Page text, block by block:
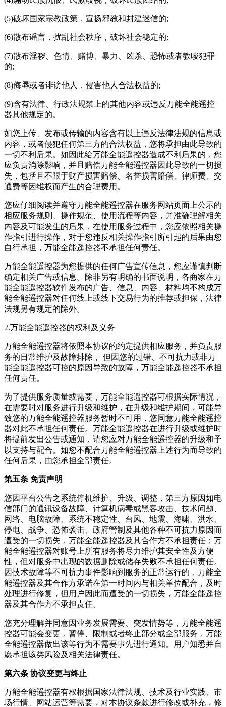
(5)破坏国家宗教政策，宣扬邪教和封建迷信的;
(6)散布谣言，扰乱社会秩序，破坏社会稳定的;
(7)散布淫秽、色情、赌博、暴力、凶杀、恐怖或者教唆犯罪
的;
(8)侮辱或者诽谤他人，侵害他人合法权益的;
(9)含有法律、行政法规禁上的其他内容或违反万能全能遥控
器其他规定的。
如您上传、发布或传输的内容含有以上违反法律法规的信息或
内容，或者侵犯任何第三方的合法权益，您将承担由此导致的
一切不利后果。如因此给万能全能遥控器造成不利后果的，您
应负责消除影响，并且赔偿万能全能遥控器因此导致的一切损
失，包括且不限于财产损害赔偿、名誉损害赔偿、律师费、交
通费等因维权而产生的合理费用。
您应仔细阅读并遵守万能全能遥控器在服务网站页面上公示的
相应服务规则、操作规范、使用流程等内容，并准确理解相关
内容及可能发生的后果，在使用服务过程中，您应依照相关操
作指引进行操作，对于您违反相关操作指引所引起的后果由您
自行承担，万能全能遥控器不承担任何责任。
万能全能遥控器为您提供的任何广告宣传信息，您应谨慎判断
确定相关广告或信息。除非另有明确的书面说明，各商家在万
能全能遥控器软件发布的广告、信息、内容、材料均不构成万
能全能遥控器对任何线上或线下交易行为的推荐或担保，法律
法规另有规定的除外。
2.万能全能遥控器的权利及义务
万能全能遥控器将依照本协议的约定提供相应服务，并负责服
务的日常维护及故障排除， 但因您的过错、不可抗力或非万
能全能遥控器可控的原因导致的故障，万能全能遥控器不承担
任何责任。
为了提供服务质量或需要，万能全能遥控器可根据实际情况，
在需要时对服务进行升级和维护，在升级和维护期间，可能导
致您的万能全能遥控器服务暂时不可用，您同意万能全能遥控
器对此不承担任何责任。万能全能遥控器在进行升级或维护时
将提前发出公告或通知，请您应对万能全能遥控器的升级和予
以支持与配合。如您不配合万能全能遥控器上述行为而导致的
任何后果，由您承担全部责任。
第五条 免责声明
您因平台公告之系统停机维护、升级、调整，第三方原因如电
信部门的通讯设备故障、计算机病毒或黑客攻击、技术问题、
网络、电脑故障、系统不稳定性、台风、地震、海啸、洪水、
停电、战争、恐怖袭击、政府管制及其他各种不可抗力原因而
遭受的一切损失，万能全能遥控器及其合作方不承担责任；万
能全能遥控器对账号上所有服务将尽力维护其安全性及方便
性，但对服务中出现的数据删除或储存失败不承担任何责任。
因技术故障等不可抗力事件影响到服务的正常运行的，万能全
能遥控器及其合作方承诺在第一时间内与相关单位配合，及时
处理进行修复，但用户因此而遭受的一切损失，万能全能遥控
器及其合作方不承担责任。
您充分理解并同意因业务发展需要、突发情势等，万能全能遥
控器可能会变更，暂停、限制或者终止部分或全部服务，万能
全能遥控器做出该等行为不需要事先进行通知。用户知悉并自
愿承担该类风险及相关法律责任。
第六条 协议变更与终止
万能全能遥控器有权根据国家法律法规、技术及行业实践、市
场行情、网站运营等需要，对本协议条款进行修改或补充，修